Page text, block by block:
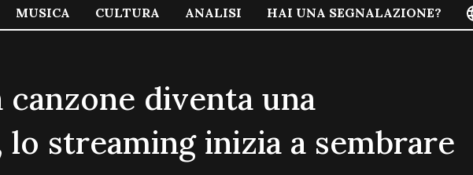
MUSICA CULTURA ANALISI HAI UNA SEGNALAZIONE?
canzone diventa una
lo streaming inizia a sembrare